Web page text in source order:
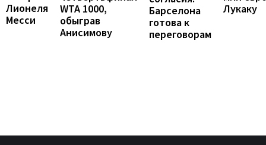
Лионеля
Месси
WTA 1000,
обыграв
Анисимову
Барселона
готова к
переговорам
Лукаку